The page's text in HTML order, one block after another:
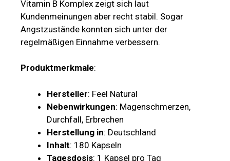
Vitamin B Komplex zeigt sich laut
Kundenmeinungen aber recht stabil. Sogar
Angstzustände konnten sich unter der
regelmäßigen Einnahme verbessern.
Produktmerkmale:
Hersteller: Feel Natural
Nebenwirkungen: Magenschmerzen,
Durchfall, Erbrechen
Herstellung in: Deutschland
Inhalt: 180 Kapseln
Tagesdosis: 1 Kapsel pro Tag